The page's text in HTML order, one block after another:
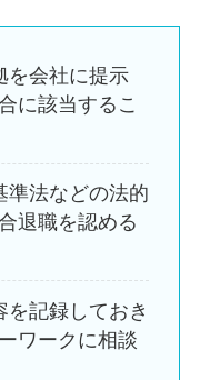
を会社に提示
に該当するこ
準法などの法的
退職を認める
記録しておき
ワークに相談